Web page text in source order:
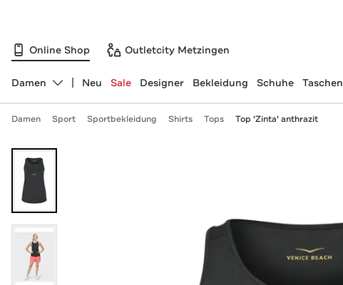
Online Shop Outletcity Metzingen
Abteilung ändern, ausgewählt:
Damen Neu Sale Designer Bekleidung Schuhe Taschen
Damen Sport Sportbekleidung Shirts Tops Top 'Zinta' anthrazit